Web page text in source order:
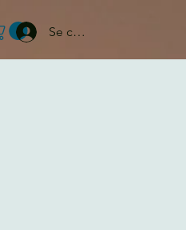
Se connecter